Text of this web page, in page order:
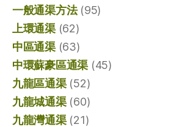
一般通渠方法(95)
上環通渠(62)
中區通渠(63)
中環蘇豪區通渠 (45)
九龍區通渠(52)
九龍城通渠(60)
九龍灣通渠(21)